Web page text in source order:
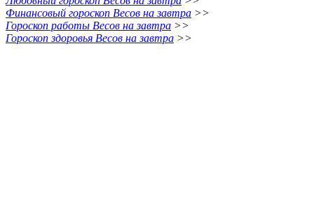
Финансовый гороскоп Весов на завтра >>
Гороскоп работы Весов на завтра >>
Гороскоп здоровья Весов на завтра >>